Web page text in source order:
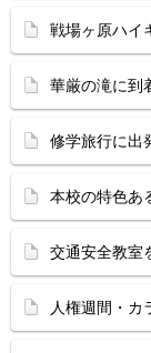
戦場ヶ原ハイ
華厳の滝に到
修学旅行に出
本校の特色あ
交通安全教室
人権週間・カ